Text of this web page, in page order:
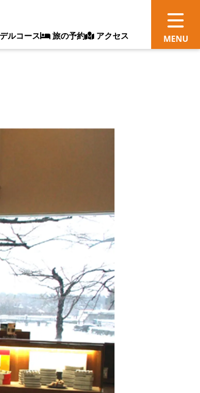
ルコース 旅の予約 アクセス